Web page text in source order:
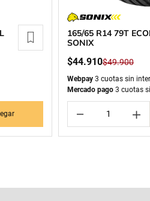
165/65 R14 79T
SONIX
$44.910$49.900
Webpay3 cuotas sin
Mercado pago3 cuotas
＋
－